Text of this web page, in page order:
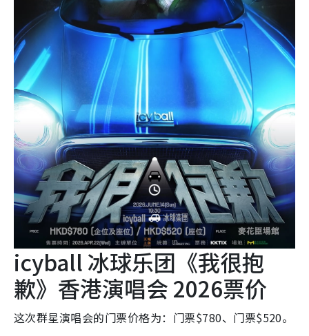
icyball 冰球乐团《我很抱
歉》香港演唱会 2026票价
这次群星演唱会的门票价格为：门票$780、门票$520。